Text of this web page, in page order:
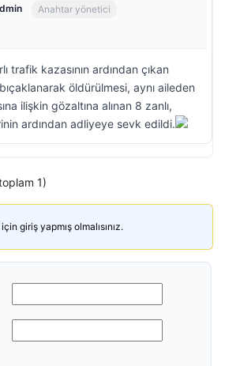
Anahtar yönetici
trafik kazasının ardından çıkan
öldürülmesi, aynı aileden
ilişkin gözaltına alınan 8 zanlı,
ardından adliyeye sevk edildi.
1)
giriş yapmış olmalısınız.